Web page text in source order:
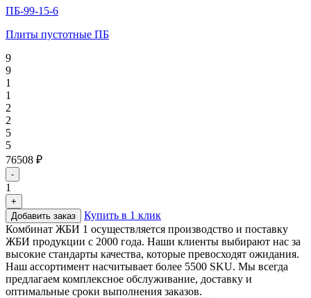
ПБ-99-15-6
Плиты пустотные ПБ
9
9
1
1
2
2
5
5
76508 ₽
-
1
+
Добавить заказ
Купить в 1 клик
Комбинат ЖБИ 1 осуществляется производство и поставку
ЖБИ продукции с 2000 года. Наши клиенты выбирают нас за
высокие стандарты качества, которые превосходят ожидания.
Наш ассортимент насчитывает более 5500 SKU. Мы всегда
предлагаем комплексное обслуживание, доставку и
оптимальные сроки выполнения заказов.